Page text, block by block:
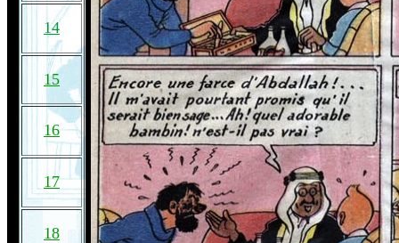
14
15
16
17
18